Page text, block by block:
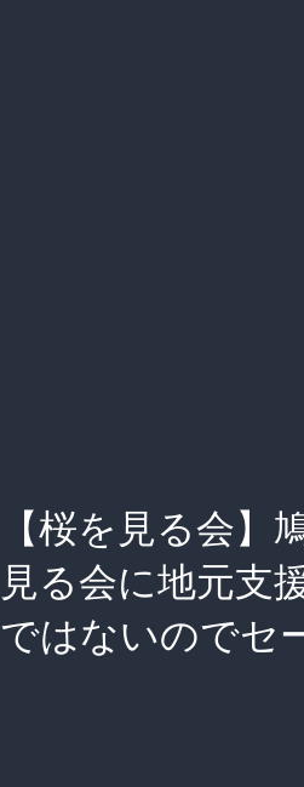
【桜を見る会
見る会に地元支
ではないのでセ